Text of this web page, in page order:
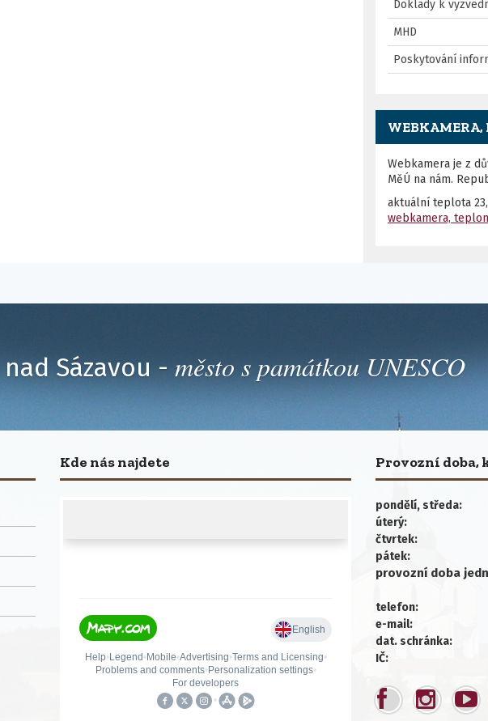
Doklady k
MHD
Poskytování
WEBKAMERA,
Webkamera je z
MěÚ na nám.
aktuální teplota
webkamera,
Sázavou - město s památkou UNESCO
Provozní doba,
pondělí, středa:
úterý:
čtvrtek:
pátek:
provozní doba
telefon:
e-mail:
dat. schránka:
IČ:
Kde nás najdete